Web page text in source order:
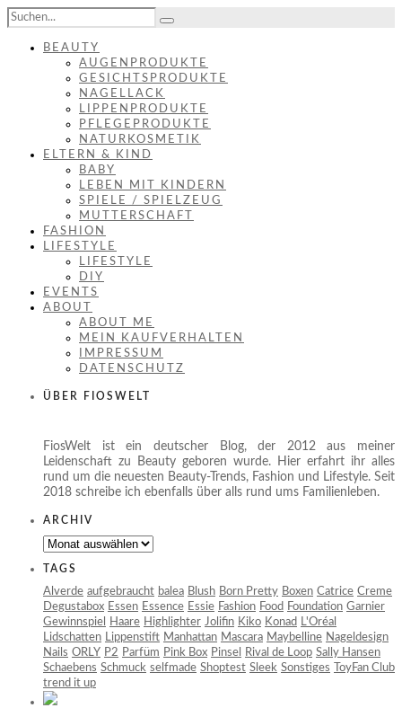
BEAUTY
AUGENPRODUKTE
GESICHTSPRODUKTE
NAGELLACK
LIPPENPRODUKTE
PFLEGEPRODUKTE
NATURKOSMETIK
ELTERN & KIND
BABY
LEBEN MIT KINDERN
SPIELE / SPIELZEUG
MUTTERSCHAFT
FASHION
LIFESTYLE
LIFESTYLE
DIY
EVENTS
ABOUT
ABOUT ME
MEIN KAUFVERHALTEN
IMPRESSUM
DATENSCHUTZ
ÜBER FIOSWELT
FiosWelt ist ein deutscher Blog, der 2012 aus meiner
Leidenschaft zu Beauty geboren wurde. Hier erfahrt ihr alles
rund um die neuesten Beauty-Trends, Fashion und Lifestyle. Seit
2018 schreibe ich ebenfalls über alls rund ums Familienleben.
ARCHIV
Archiv
TAGS
Alverde aufgebraucht balea Blush Born Pretty Boxen Catrice Creme
Degustabox Essen Essence Essie Fashion Food Foundation Garnier
Gewinnspiel
Haare Highlighter Jolifin Kiko Konad L'Oréal
Lidschatten Lippenstift Manhattan Mascara Maybelline Nageldesign
Nails ORLY P2 Parfüm Pink Box Pinsel Rival de Loop Sally Hansen
Schaebens Schmuck selfmade Shoptest Sleek Sonstiges
ToyFan Club
trend it up